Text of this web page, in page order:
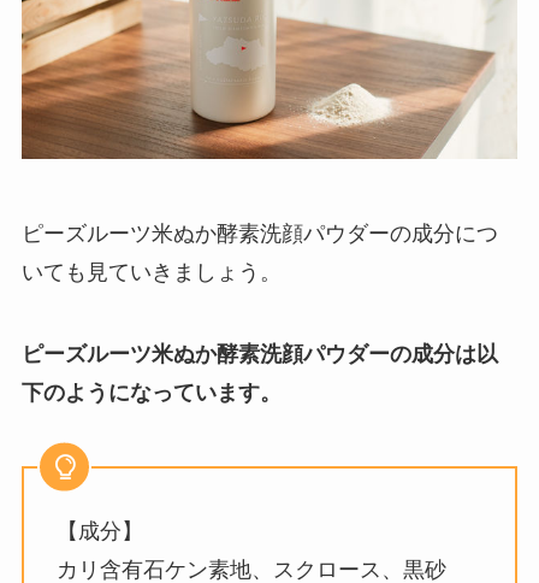
ピーズルーツ米ぬか酵素洗顔パウダーの成分につ
いても見ていきましょう。
ピーズルーツ米ぬか酵素洗顔パウダーの成分は以
下のようになっています。
【成分】
カリ含有石ケン素地、スクロース、黒砂